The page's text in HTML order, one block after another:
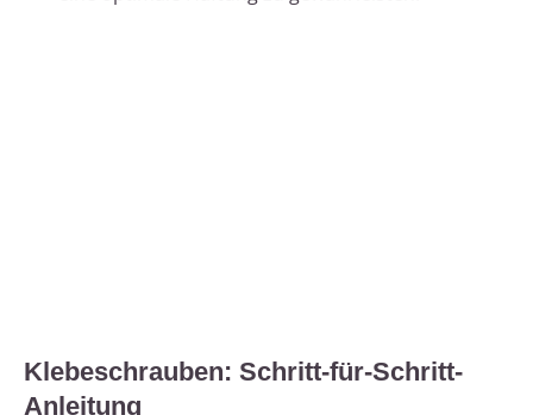
Klebeschrauben: Schritt-für-Schritt-
Anleitung